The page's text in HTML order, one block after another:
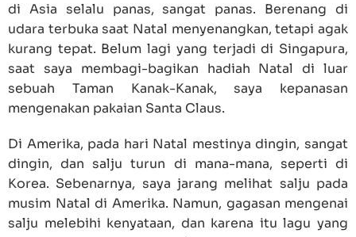
di Asia selalu panas, sangat panas. Berenang di
udara terbuka saat Natal menyenangkan, tetapi agak
kurang tepat. Belum lagi yang terjadi di Singapura,
saat saya membagi-bagikan hadiah Natal di luar
sebuah Taman Kanak-Kanak, saya kepanasan
mengenakan pakaian Santa Claus.
Di Amerika, pada hari Natal mestinya dingin, sangat
dingin, dan salju turun di mana-mana, seperti di
Korea. Sebenarnya, saya jarang melihat salju pada
musim Natal di Amerika. Namun, gagasan mengenai
salju melebihi kenyataan, dan karena itu lagu yang